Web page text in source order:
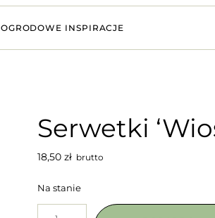
OGRODOWE INSPIRACJE
Serwetki
18,50 złbrutto
Na stanie